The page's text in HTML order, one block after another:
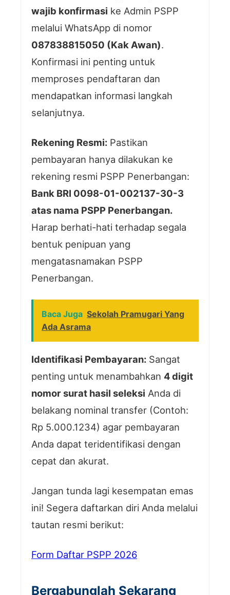
wajib konfirmasi ke Admin PSPP
melalui WhatsApp di nomor
087838815050 (Kak Awan).
Konfirmasi ini penting untuk
memproses pendaftaran dan
mendapatkan informasi langkah
selanjutnya.
Rekening Resmi: Pastikan
pembayaran hanya dilakukan ke
rekening resmi PSPP Penerbangan:
Bank BRI 0098-01-002137-30-3
atas nama PSPP Penerbangan.
Harap berhati-hati terhadap segala
bentuk penipuan yang
mengatasnamakan PSPP
Penerbangan.
Baca Juga Sekolah Pramugari Yang
Ada Asrama
Identifikasi Pembayaran: Sangat
penting untuk menambahkan 4 digit
nomor surat hasil seleksi Anda di
belakang nominal transfer (Contoh:
Rp 5.000.1234) agar pembayaran
Anda dapat teridentifikasi dengan
cepat dan akurat.
Jangan tunda lagi kesempatan emas
ini! Segera daftarkan diri Anda melalui
tautan resmi berikut:
Form Daftar PSPP 2026
Bergabunglah Sekarang